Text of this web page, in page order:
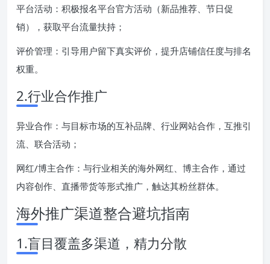
平台活动：积极报名平台官方活动（新品推荐、节日促
销），获取平台流量扶持；
评价管理：引导用户留下真实评价，提升店铺信任度与排名
权重。
2.行业合作推广
异业合作：与目标市场的互补品牌、行业网站合作，互推引
流、联合活动；
网红/博主合作：与行业相关的海外网红、博主合作，通过
内容创作、直播带货等形式推广，触达其粉丝群体。
海外推广渠道整合避坑指南
1.盲目覆盖多渠道，精力分散